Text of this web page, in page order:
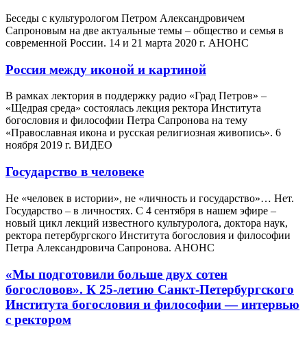
Беседы с культурологом Петром Александровичем
Сапроновым на две актуальные темы – общество и семья в
современной России. 14 и 21 марта 2020 г. АНОНС
Россия между иконой и картиной
В рамках лектория в поддержку радио «Град Петров» –
«Щедрая среда» состоялась лекция ректора Института
богословия и философии Петра Сапронова на тему
«Православная икона и русская религиозная живопись». 6
ноября 2019 г. ВИДЕО
Государство в человеке
Не «человек в истории», не «личность и государство»… Нет.
Государство – в личностях. С 4 сентября в нашем эфире –
новый цикл лекций известного культуролога, доктора наук,
ректора петербургского Института богословия и философии
Петра Александровича Сапронова. АНОНС
«Мы подготовили больше двух сотен
богословов». К 25-летию Санкт-Петербургского
Института богословия и философии — интервью
с ректором